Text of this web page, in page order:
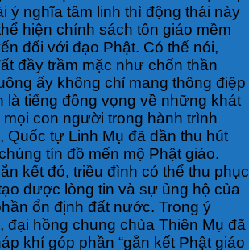
ý nghĩa tâm linh thì động thái này
hiện chính sách tôn giáo mềm
đối với đạo Phật. Có thể nói,
đầy trầm mặc như chốn thần
ấy không chỉ mang thông điệp
là tiếng đồng vọng về những khát
con người trong hành trình
Quốc tự Linh Mụ đã dần thu hút
tín đồ mến mộ Phật giáo.
kết đó, triều đình có thể thu phục
được lòng tin và sự ủng hộ của
ổn định đất nước. Trong ý
đại hồng chung chùa Thiên Mụ đã
khí góp phần “gắn kết Phật giáo